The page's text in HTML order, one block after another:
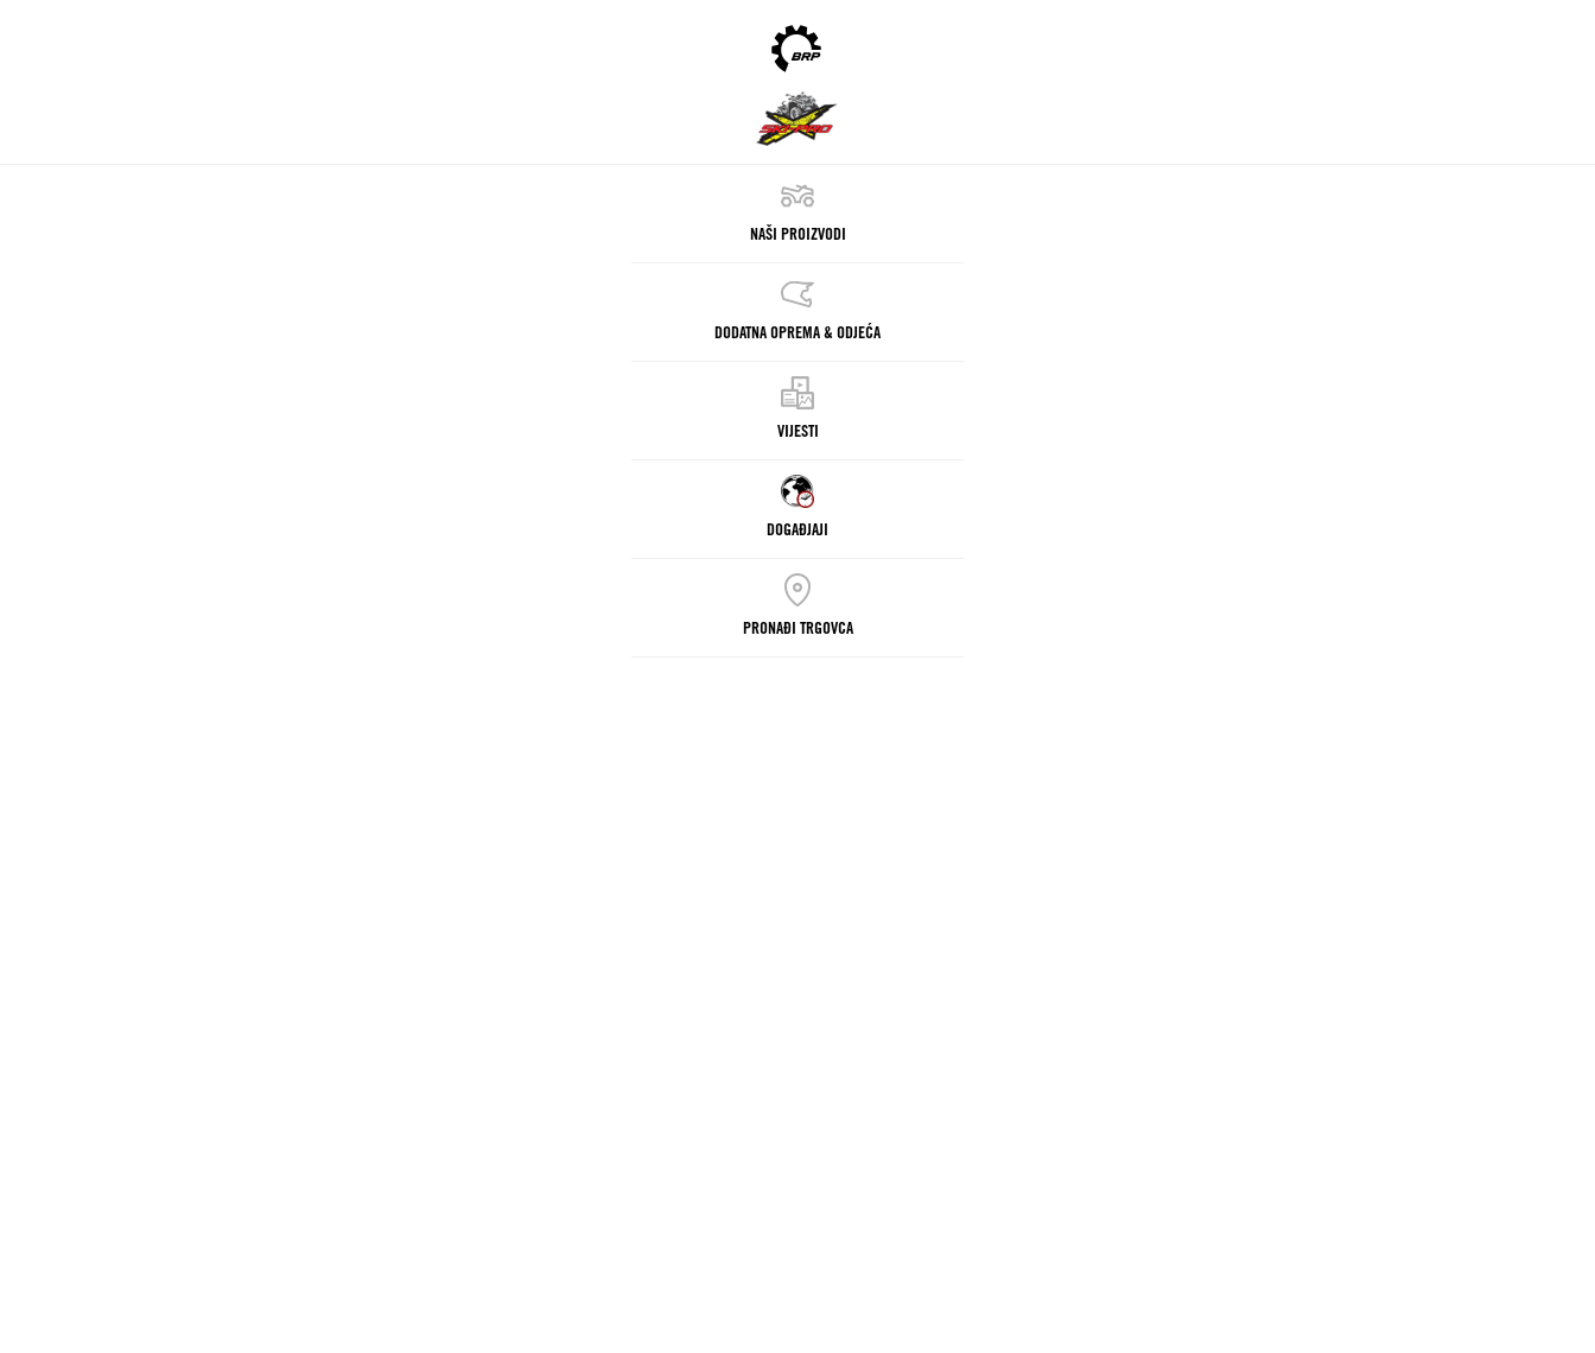
NAŠI PROIZVODI
DODATNA OPREMA & ODJEĆA
VIJESTI
DOGAĐJAJI
PRONAĐI TRGOVCA